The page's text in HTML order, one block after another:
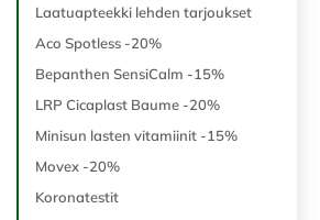
Laatuapteekki lehden tarjoukset
Aco Spotless -20%
Bepanthen SensiCalm -15%
LRP Cicaplast Baume -20%
Minisun lasten vitamiinit -15%
Movex -20%
Koronatestit